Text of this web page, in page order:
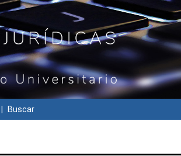
Buscar